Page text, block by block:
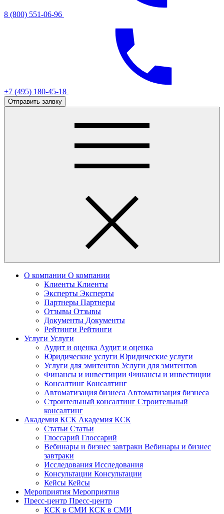
8 (800) 551-06-96
+7 (495) 180-45-18
Отправить заявку
О компании О компании
Клиенты Клиенты
Эксперты Эксперты
Партнеры Партнеры
Отзывы Отзывы
Документы Документы
Рейтинги Рейтинги
Услуги Услуги
Аудит и оценка Аудит и оценка
Юридические услуги Юридические услуги
Услуги для эмитентов Услуги для эмитентов
Финансы и инвестиции Финансы и инвестиции
Консалтинг Консалтинг
Автоматизация бизнеса Автоматизация бизнеса
Строительный консалтинг Строительный
консалтинг
Академия КСК Академия КСК
Статьи Статьи
Глоссарий Глоссарий
Вебинары и бизнес завтраки Вебинары и бизнес
завтраки
Исследования Исследования
Консультации Консультации
Кейсы Кейсы
Мероприятия Мероприятия
Пресс-центр Пресс-центр
КСК в СМИ КСК в СМИ